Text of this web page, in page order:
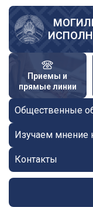
Перейти
основному
содержанию
Приемы и
прямые линии
Общественные
Изучаем мнение
Контакты